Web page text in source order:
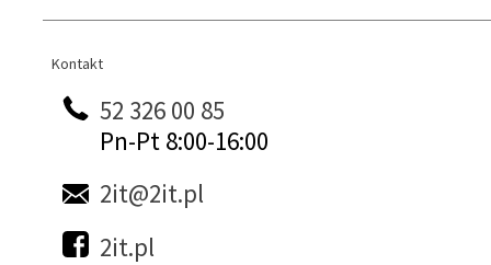
Kontakt
Kontakt
52 326 00 85
Pn-Pt 8:00-16:00
2it@2it.pl
2it.pl